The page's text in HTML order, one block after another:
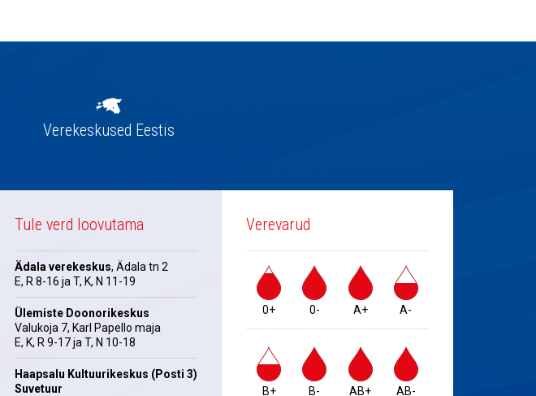
Verekeskused Eestis
Tule verd loovutama
Ädala verekeskus, Ädala tn 2
E, R 8-16 ja T, K, N 11-19
Ülemiste Doonorikeskus
Valukoja 7, Karl Papello maja
E, K, R 9-17 ja T, N 10-18
Haapsalu Kultuurikeskus (Posti 3)
Suvetuur
Verevarud
0+ 0- A+ A-
B+ B- AB+ AB-